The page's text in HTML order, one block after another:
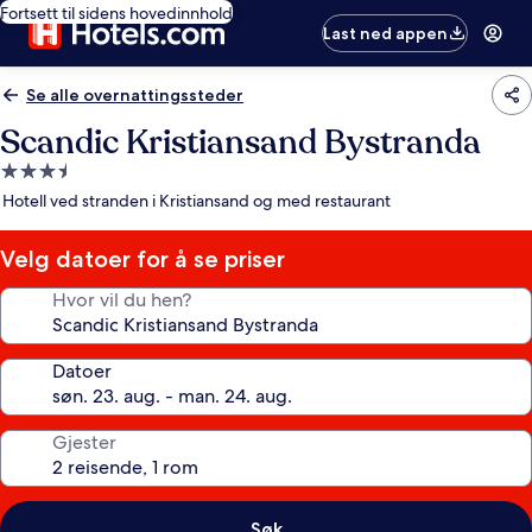
Fortsett til sidens hovedinnhold
Last ned appen
Se alle overnattingssteder
Scandic Kristiansand Bystranda
Overnattingssted
med
stjerner
Hotell ved stranden i Kristiansand og med restaurant
Velg datoer for å se priser
Hvor vil du hen?
Datoer
Gjester